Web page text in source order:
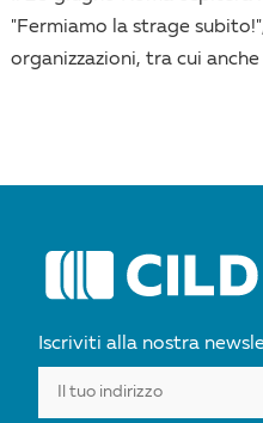
"Fermiamo la strage
organizzazioni, tra cui
Iscriviti alla nostra